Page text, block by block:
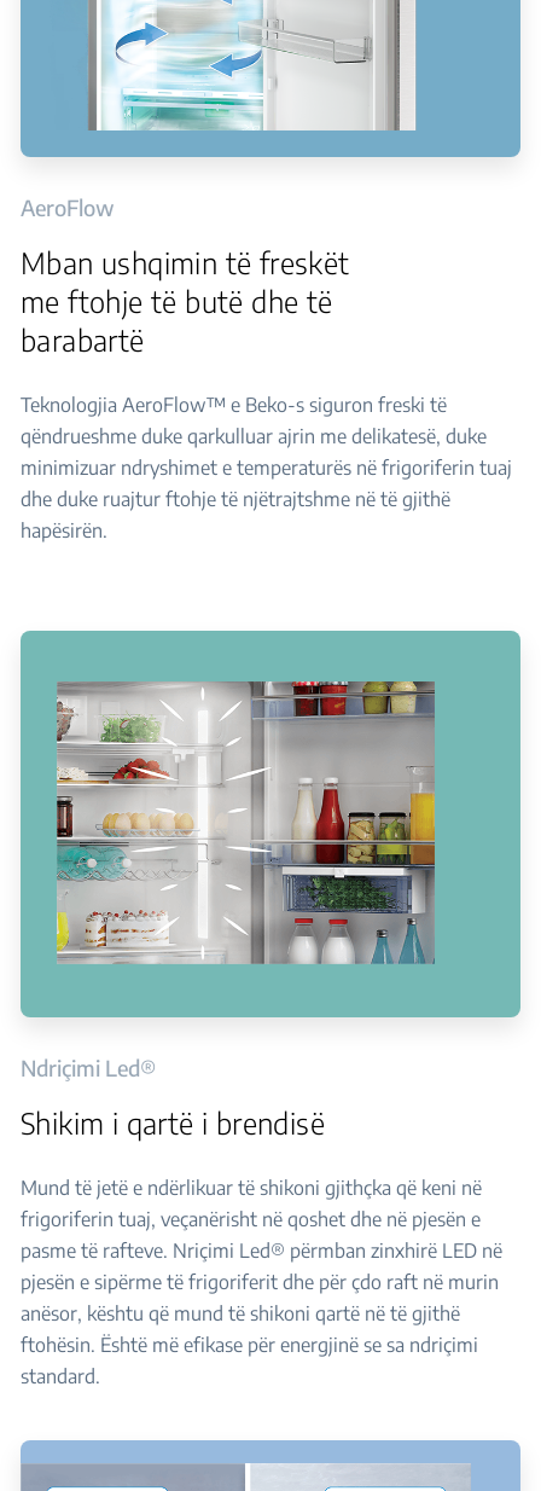
AeroFlow
Mban ushqimin të freskët
me ftohje të butë dhe të
barabartë
Teknologjia AeroFlow™ e Beko-s siguron freski të
qëndrueshme duke qarkulluar ajrin me delikatesë, duke
minimizuar ndryshimet e temperaturës në frigoriferin tuaj
dhe duke ruajtur ftohje të njëtrajtshme në të gjithë
hapësirën.
Ndriçimi Led®
Shikim i qartë i brendisë
Mund të jetë e ndërlikuar të shikoni gjithçka që keni në
frigoriferin tuaj, veçanërisht në qoshet dhe në pjesën e
pasme të rafteve. Nriçimi Led® përmban zinxhirë LED në
pjesën e sipërme të frigoriferit dhe për çdo raft në murin
anësor, kështu që mund të shikoni qartë në të gjithë
ftohësin. Është më efikase për energjinë se sa ndriçimi
standard.